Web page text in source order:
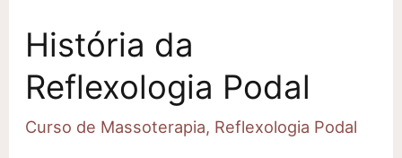
História da
Reflexologia Podal
Curso de Massoterapia, Reflexologia Podal